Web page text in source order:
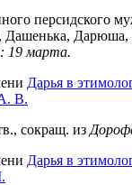
персидского
Дарюша,
19 марта.
Дарья в
В.
сокращ. из
Дарья в